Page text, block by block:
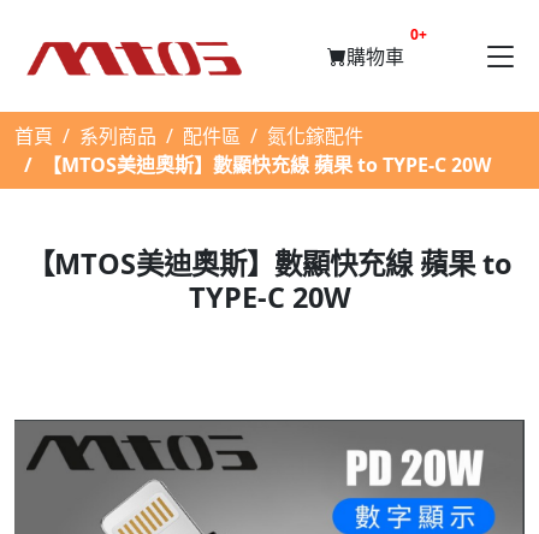
購物車
0+提醒購物車數量
首頁 系列商品 配件區
氮化鎵配件
【MTOS美迪奧斯】數顯快充線 蘋果 to TYPE-C 20W
【MTOS美迪奧斯】數顯快充線 蘋果 to
TYPE-C 20W